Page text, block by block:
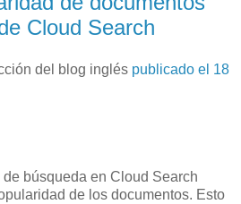
Cloud Search
del blog inglés publicado el 18
búsqueda en Cloud Search
de los documentos. Esto